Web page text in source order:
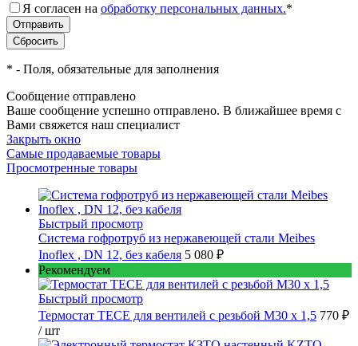
Я согласен на обработку персональных данных.*
* - Поля, обязательные для заполнения
Сообщение отправлено
Ваше сообщение успешно отправлено. В ближайшее время с
Вами свяжется наш специалист
Закрыть окно
Самые продаваемые товары
Просмотренные товары
Быстрый просмотр
Cистема гофротруб из нержавеющей стали Meibes
Inoflex , DN 12, без кабеля 5 080 ₽
Рекомендуем
Быстрый просмотр
Термостат TECE для вентилей с резьбой М30 х 1,5 770 ₽
/ шт